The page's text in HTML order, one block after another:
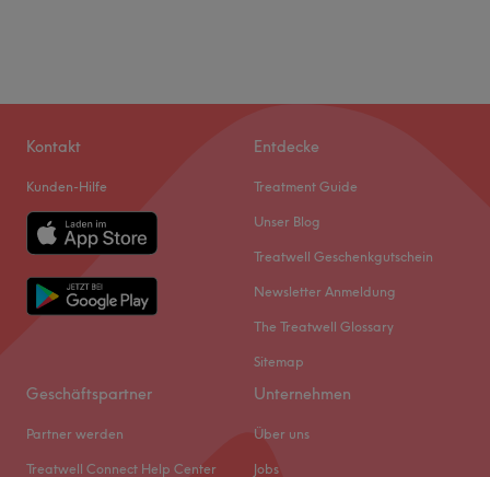
Kontakt
Kunden-Hilfe
Entdecke
Treatment Guide
Unser Blog
Treatwell Geschenkgutschein
Newsletter Anmeldung
The Treatwell Glossary
Sitemap
Geschäftspartner
Partner werden
Treatwell Connect Help Center
Unternehmen
Über uns
Jobs